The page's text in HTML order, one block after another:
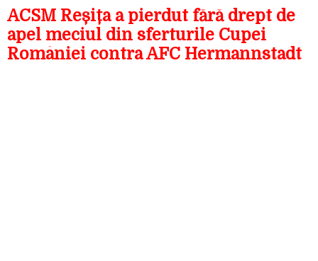
ACSM Reșița a pierdut fără drept de
apel meciul din sferturile Cupei
României contra AFC Hermannstadt